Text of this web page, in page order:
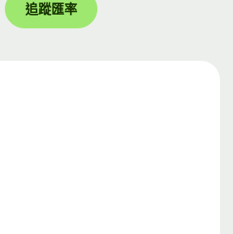
追蹤匯率